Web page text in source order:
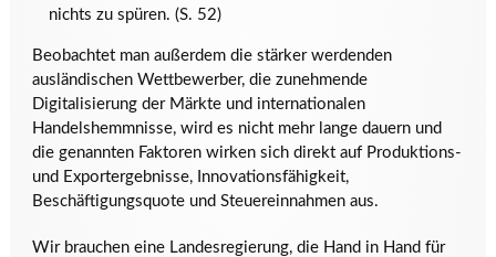
nichts zu spüren. (S. 52)
Beobachtet man außerdem die stärker werdenden
ausländischen Wettbewerber, die zunehmende
Digitalisierung der Märkte und internationalen
Handelshemmnisse, wird es nicht mehr lange dauern und
die genannten Faktoren wirken sich direkt auf Produktions-
und Exportergebnisse, Innovationsfähigkeit,
Beschäftigungsquote und Steuereinnahmen aus.
Wir brauchen eine Landesregierung, die Hand in Hand für